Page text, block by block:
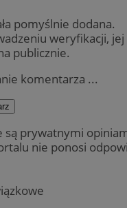
pomyślnie dodana.
weryfikacji,
publicznie.
komentarza ...
są prywatnymi
nie ponosi